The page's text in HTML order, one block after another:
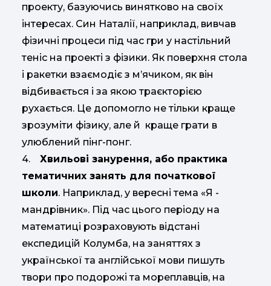
проекту, базуючись винятково на своїх
інтересах. Син Наталії, наприклад, вивчав
фізичні процеси під час гри у настільний
теніс на проекті з фізики. Як поверхня стола
і ракетки взаємодіє з м’ячиком, як він
відбивається і за якою траєкторією
рухається. Це допомогло не тільки краще
зрозуміти фізику, але й краще грати в
улюблений пінг-понг.
4. Хвильові занурення, або практика
тематичних занять для початкової
школи. Наприклад, у вересні тема «Я -
мандрівник». Під час цього періоду на
математиці розраховують відстані
експедицій Колумба, на заняттях з
української та англійської мови пишуть
твори про подорожі та мореплавців, на